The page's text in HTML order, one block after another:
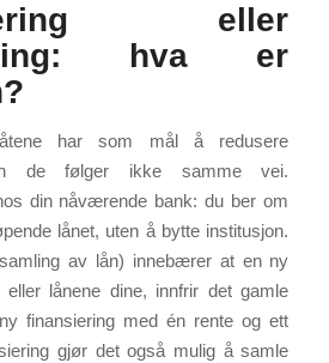
eller
hva er
har som mål å redusere
de følger ikke samme vei.
din nåværende bank: du ber om
lånet, uten å bytte institusjon.
av lån) innebærer at en ny
lånene dine, innfrir det gamle
finansiering med én rente og ett
gjør det også mulig å samle